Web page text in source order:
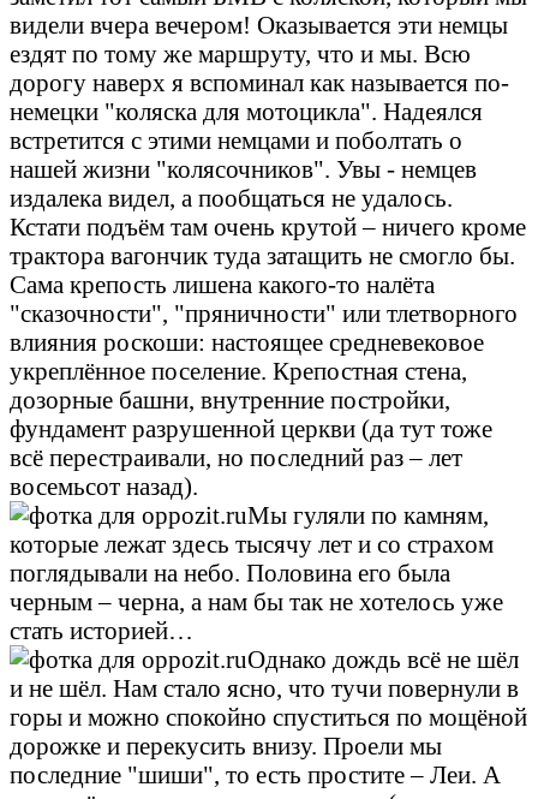
видели вчера вечером! Оказывается эти немцы
ездят по тому же маршруту, что и мы. Всю
дорогу наверх я вспоминал как называется по-
немецки "коляска для мотоцикла". Надеялся
встретится с этими немцами и поболтать о
нашей жизни "колясочников". Увы - немцев
издалека видел, а пообщаться не удалось.
Кстати подъём там очень крутой – ничего кроме
трактора вагончик туда затащить не смогло бы.
Сама крепость лишена какого-то налёта
"сказочности", "пряничности" или тлетворного
влияния роскоши: настоящее средневековое
укреплённое поселение. Крепостная стена,
дозорные башни, внутренние постройки,
фундамент разрушенной церкви (да тут тоже
всё перестраивали, но последний раз – лет
восемьсот назад).
Мы гуляли по камням,
которые лежат здесь тысячу лет и со страхом
поглядывали на небо. Половина его была
черным – черна, а нам бы так не хотелось уже
стать историей…
Однако дождь всё не шёл
и не шёл. Нам стало ясно, что тучи повернули в
горы и можно спокойно спуститься по мощёной
дорожке и перекусить внизу. Проели мы
последние "шиши", то есть простите – Леи. А